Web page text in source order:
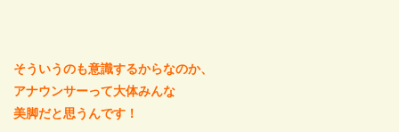
そういうのも意識するからなのか、
アナウンサーって大体みんな
美脚だと思うんです！